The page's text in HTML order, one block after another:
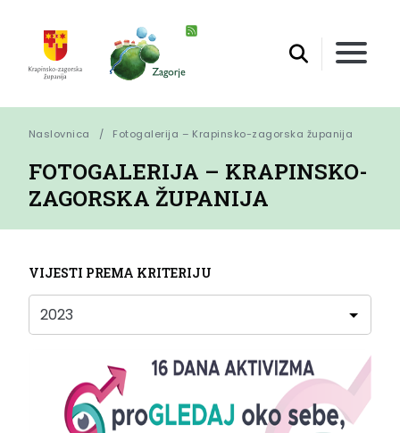
Naslovnica Fotogalerija – Krapinsko-zagorska županija
FOTOGALERIJA – KRAPINSKO-
ZAGORSKA ŽUPANIJA
VIJESTI PREMA KRITERIJU